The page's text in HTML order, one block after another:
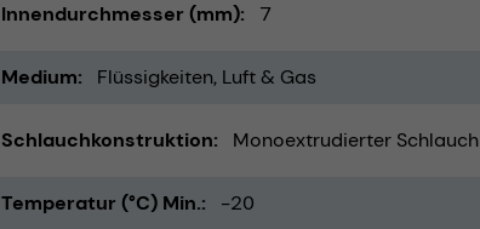
Innendurchmesser (mm) 7
Medium Flüssigkeiten Luft & Gas
Schlauchkonstruktion Monoextrudierter Schlauch
Temperatur (°C) Min. -20